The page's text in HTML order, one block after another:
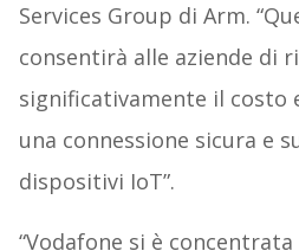
Services Group di Arm.
consentirà alle aziende di
significativamente il costo
una connessione sicura e
dispositivi IoT”.
“Vodafone si è